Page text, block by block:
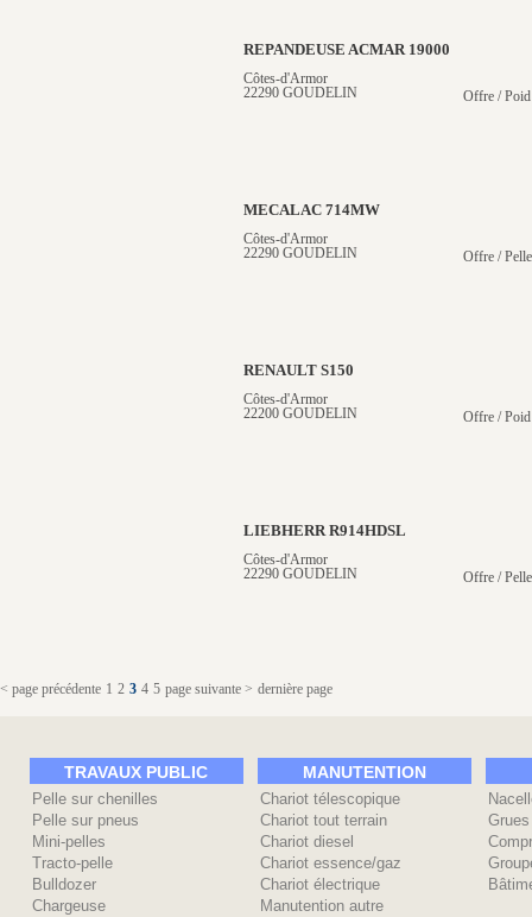
REPANDEUSE ACMAR 19000
Côtes-d'Armor
22290 GOUDELIN
Offre /
MECALAC 714MW
Côtes-d'Armor
22290 GOUDELIN
Offre /
RENAULT S150
Côtes-d'Armor
22200 GOUDELIN
Offre /
LIEBHERR R914HDSL
Côtes-d'Armor
22290 GOUDELIN
Offre /
< page précédente 1 2 3 4 5 page suivante > dernière page
TRAVAUX PUBLIC
Pelle sur chenilles
Pelle sur pneus
Mini-pelles
Tracto-pelle
Bulldozer
Chargeuse
MANUTENTION
Chariot télescopique
Chariot tout terrain
Chariot diesel
Chariot essence/gaz
Chariot électrique
Manutention autre
Grues